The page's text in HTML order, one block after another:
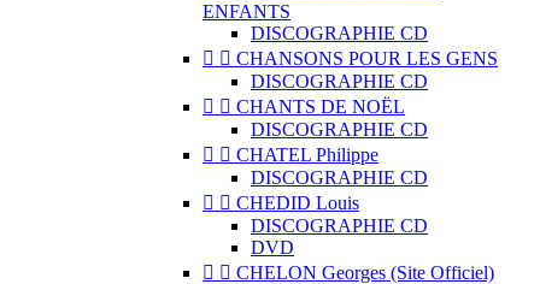
ENFANTS
DISCOGRAPHIE CD
  CHANSONS POUR LES GENS
DISCOGRAPHIE CD
  CHANTS DE NOËL
DISCOGRAPHIE CD
  CHATEL Philippe
DISCOGRAPHIE CD
  CHEDID Louis
DISCOGRAPHIE CD
DVD
  CHELON Georges (Site Officiel)